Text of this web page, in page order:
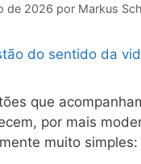
de 2026 por Markus
que
por mais
muito simples: